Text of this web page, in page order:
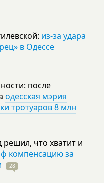
из-за удара
в Одессе
после
одесская мэрия
тротуаров 8 млн
решил, что хватит и
компенсацию за
28